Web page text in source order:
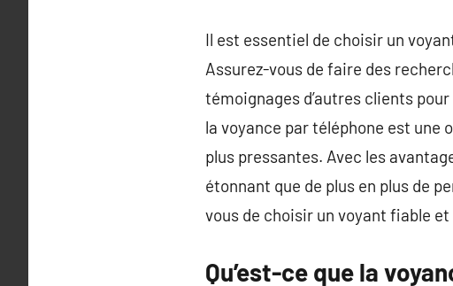
Il est essentiel de choisir un
Assurez-vous de faire des
témoignages d’autres clients
la voyance par téléphone est
plus pressantes. Avec les
étonnant que de plus en plus de
vous de choisir un voyant fiable
Qu’est-ce que la